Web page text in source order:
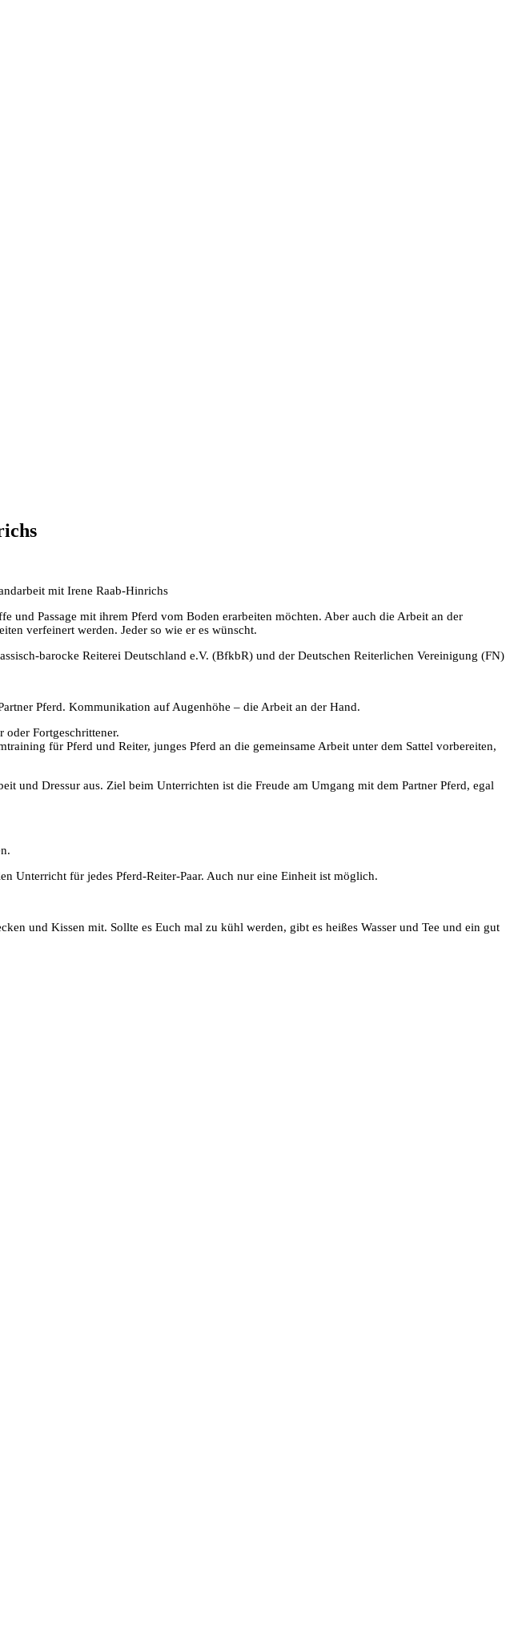
mit Irene Raab-Hinrichs
und Passage mit ihrem Pferd vom Boden erarbeiten möchten. Aber auch die Arbeit an der
verfeinert werden. Jeder so wie er es wünscht.
barocke Reiterei Deutschland e.V. (BfkbR) und der Deutschen Reiterlichen Vereinigung (FN)
Pferd. Kommunikation auf Augenhöhe – die Arbeit an der Hand.
Fortgeschrittener.
für Pferd und Reiter, junges Pferd an die gemeinsame Arbeit unter dem Sattel vorbereiten,
und Dressur aus. Ziel beim Unterrichten ist die Freude am Umgang mit dem Partner Pferd, egal
Unterricht für jedes Pferd-Reiter-Paar. Auch nur eine Einheit ist möglich.
und Kissen mit. Sollte es Euch mal zu kühl werden, gibt es heißes Wasser und Tee und ein gut